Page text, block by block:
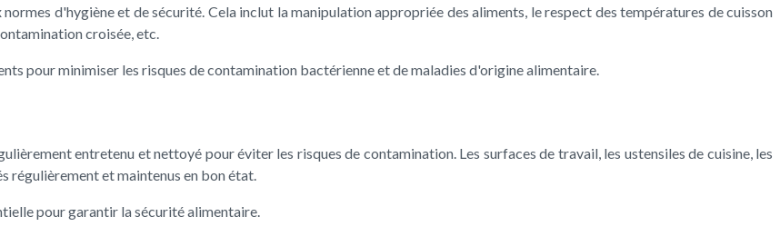
d'hygiène et de sécurité. Cela inclut la manipulation appropriée des aliments, le respect des températures de cuisson
croisée, etc.
pour minimiser les risques de contamination bactérienne et de maladies d'origine alimentaire.
entretenu et nettoyé pour éviter les risques de contamination. Les surfaces de travail, les ustensiles de cuisine, les
régulièrement et maintenus en bon état.
pour garantir la sécurité alimentaire.